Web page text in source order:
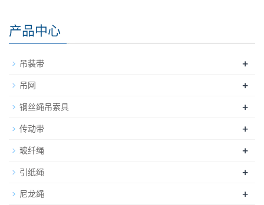
产品中心
吊装带 +
吊网 +
钢丝绳吊索具 +
传动带 +
玻纤绳 +
引纸绳 +
尼龙绳 +